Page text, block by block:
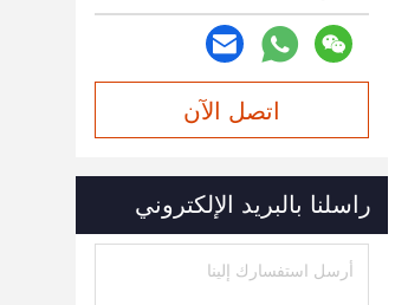
اتصل الآن
راسلنا بالبريد الإلكتروني